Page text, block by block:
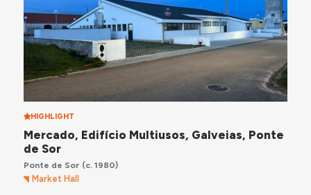
HIGHLIGHT
Mercado, Edifício Multiusos, Galveias, Ponte
de Sor
Ponte de Sor (c. 1980)
Market Hall